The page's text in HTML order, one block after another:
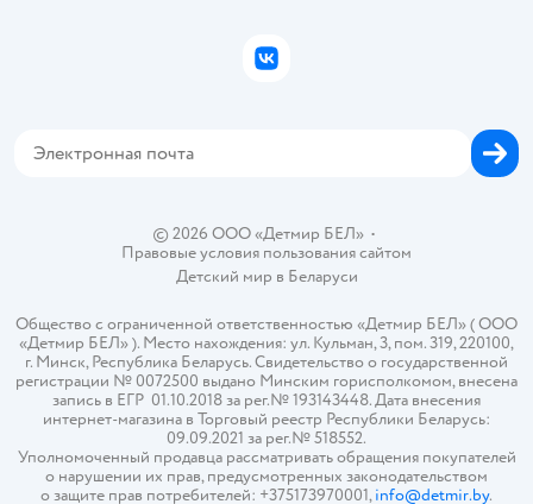
Политика использования файлов cookie
Бонусные карты
© 2026 ООО «Детмир БЕЛ»•
Правовые условия пользования сайтом
Детский мир в Беларуси
Общество с ограниченной ответственностью «Детмир БЕЛ» ( ООО
«Детмир БЕЛ» ). Место нахождения: ул. Кульман, 3, пом. 319, 220100,
г. Минск, Республика Беларусь. Свидетельство о государственной
регистрации № 0072500 выдано Минским горисполкомом, внесена
запись в ЕГР 01.10.2018 за рег.№ 193143448. Дата внесения
интернет-магазина в Торговый реестр Республики Беларусь:
09.09.2021 за рег.№ 518552.
Уполномоченный продавца рассматривать обращения покупателей
о нарушении их прав, предусмотренных законодательством
о защите прав потребителей: +375173970001,info@detmir.by.
ВКонтакте